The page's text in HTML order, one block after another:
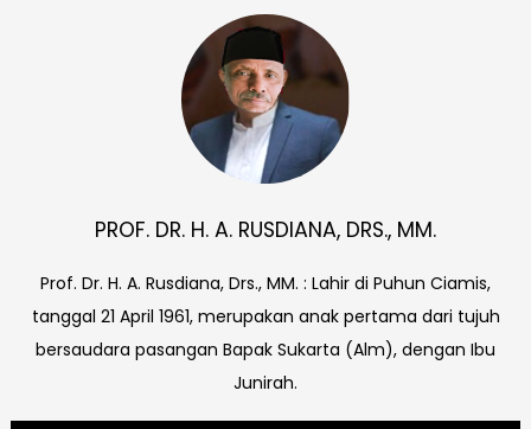
PROF. DR. H. A. RUSDIANA, DRS., MM.
Prof. Dr. H. A. Rusdiana, Drs., MM. : Lahir di Puhun Ciamis,
tanggal 21 April 1961, merupakan anak pertama dari tujuh
bersaudara pasangan Bapak Sukarta (Alm), dengan Ibu
Junirah.